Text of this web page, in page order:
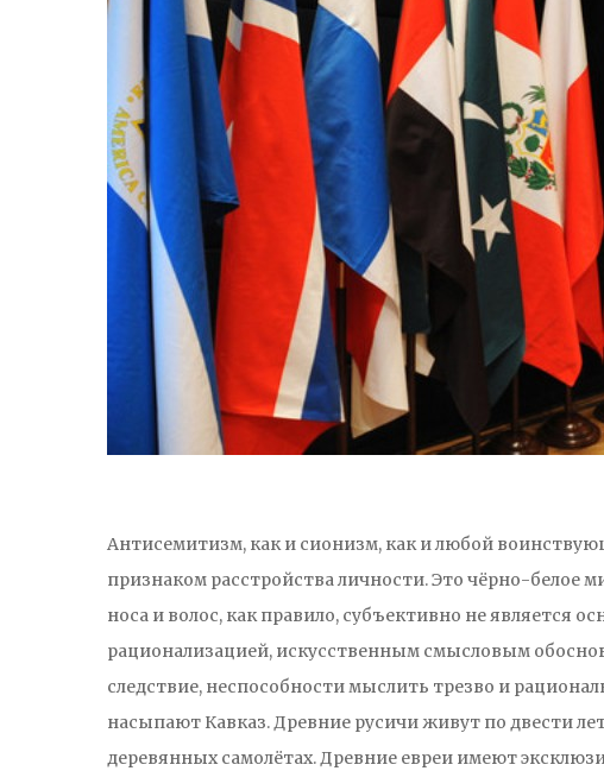
Антисемитизм, как и сионизм, как и любой
признаком расстройства личности. Это чёрно-белое
носа и волос, как правило, субъективно не является
рационализацией, искусственным смысловым
следствие, неспособности мыслить трезво и
насыпают Кавказ. Древние русичи живут по двести
деревянных самолётах. Древние евреи имеют